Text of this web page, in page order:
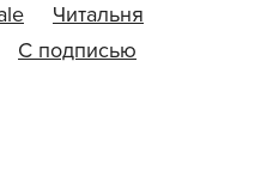
Читальня
С подписью